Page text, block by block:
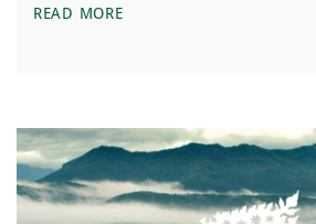
READ MOREพญาแร้งวางไข่ใบที่ 2 กลาง